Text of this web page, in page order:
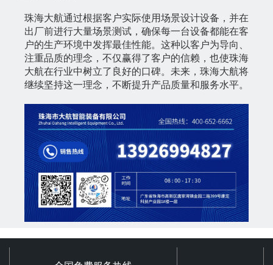
珠海大航通过根据客户实际使用场景设计设备，并在
出厂前进行大量场景测试，确保每一台设备都能在客
户的生产环境中发挥最佳性能。这种以客户为导向、
注重品质的理念，不仅赢得了客户的信赖，也使珠海
大航在行业中树立了良好的口碑。未来，珠海大航将
继续坚持这一理念，不断提升产品质量和服务水平。